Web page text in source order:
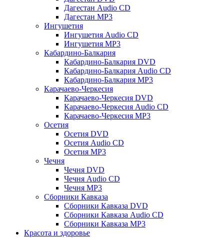
Дагестан Audio CD
Дагестан MP3
Ингушетия
Ингушетия Audio CD
Ингушетия MP3
Кабардино-Балкария
Кабардино-Балкария DVD
Кабардино-Балкария Audio CD
Кабардино-Балкария MP3
Карачаево-Черкесия
Карачаево-Черкесия DVD
Карачаево-Черкесия Audio CD
Карачаево-Черкесия MP3
Осетия
Осетия DVD
Осетия Audio CD
Осетия MP3
Чечня
Чечня DVD
Чечня Audio CD
Чечня MP3
Сборники Кавказа
Сборники Кавказа DVD
Сборники Кавказа Audio CD
Сборники Кавказа MP3
Красота и здоровье